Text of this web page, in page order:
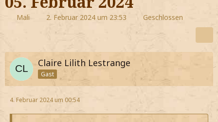
Willkommen
Jetzt Fanclub-Mitglied werden!
Mali 2. Februar 2024 um 23:53 Geschlossen
Claire Lilith Lestrange
Gast
4. Februar 2024 um 00:54